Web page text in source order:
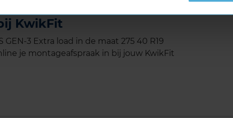
GEN-3 Extra load in de
KwikFit
GEN-3 Extra load in de maat 275 40 R19
je montageafspraak in bij jouw KwikFit